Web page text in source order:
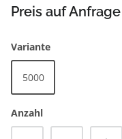
Preis auf Anfrage
Varianteauswählen
5000
Anzahl